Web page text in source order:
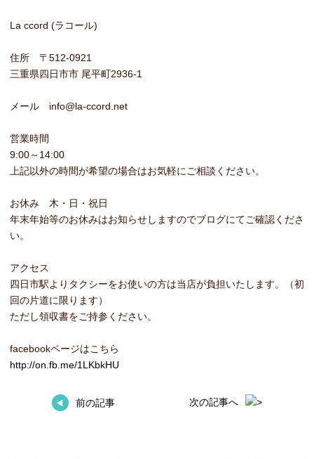
La ccord (ラコール)
住所 〒512-0921
三重県四日市市 尾平町2936-1
メール info@la-ccord.net
営業時間
9:00～14:00
上記以外の時間が希望の場合はお気軽にご相談ください。
お休み 木・日・祝日
年末年始等のお休みはお知らせしますのでブログにてご確認くださ
い。
アクセス
四日市駅よりタクシーをお使いの方は当店が負担いたします。（初
回の片道に限ります）
ただし領収書をご持参ください。
facebookページはこちら
http://on.fb.me/1LKbkHU
前の記事 次の記事へ